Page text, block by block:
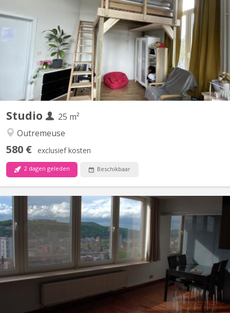
Emplacement idéal : proche du centre, des campus (St Luc,
Barbou, ... ) et des transports. 📌 À savoir : - Cuisine semi équipée
: taques, frigo, congélateur, four combi, hotte - Pièce de vie /
nuit. Lit mezzanine. - Salle de bain privative avec...
Studio
25 m²
Outremeuse
580 € exclusief kosten
2 dagen geleden Beschikbaar
KL 5992
🏡 Studio – Idéal Étudiant(e) / Jeune Professionnel 📍
Emplacement idéal : Vue périphérique face à la Meuse, à 10 min
du centre, proche des campus (St Luc, Barbou, ... ) et des
transports. 📌 À savoir : - Cuisine semi équipée : taques, frigo,
congélateur, four, hotte - Pièce de vie / nuit - Lit...